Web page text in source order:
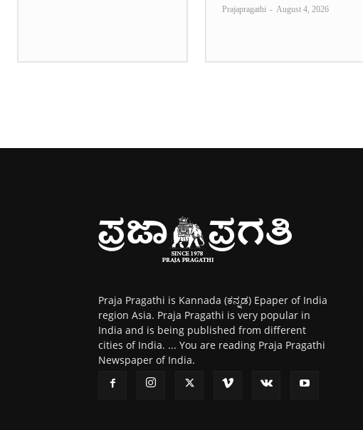
Prajapragathi - August 4, 2026
Praja Pragathi is Kannada (ಕನ್ನಡ) Epaper of India
region Asia. Praja Pragathi is very popular in
India and is being published from different
cities of India. ... You are reading Praja Pragathi
Newspaper of India.